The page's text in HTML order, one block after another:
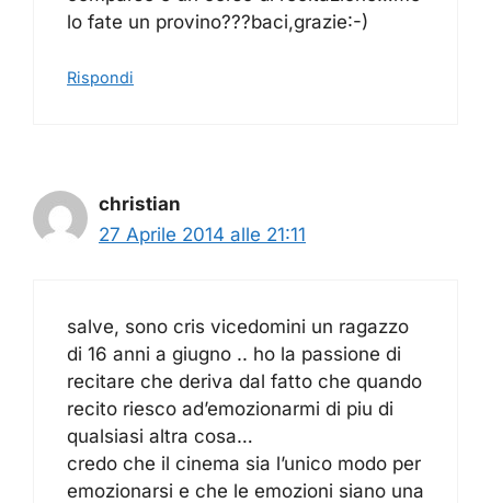
lo fate un provino???baci,grazie:-)
Rispondi
christian
27 Aprile 2014 alle 21:11
salve, sono cris vicedomini un ragazzo
di 16 anni a giugno .. ho la passione di
recitare che deriva dal fatto che quando
recito riesco ad’emozionarmi di piu di
qualsiasi altra cosa…
credo che il cinema sia l’unico modo per
emozionarsi e che le emozioni siano una